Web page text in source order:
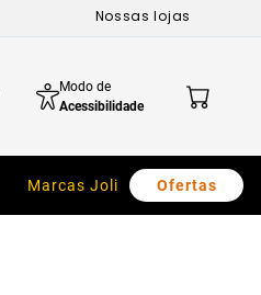
Nossas lojas
Modo de
Acessibilidade
Marcas Joli Ofertas